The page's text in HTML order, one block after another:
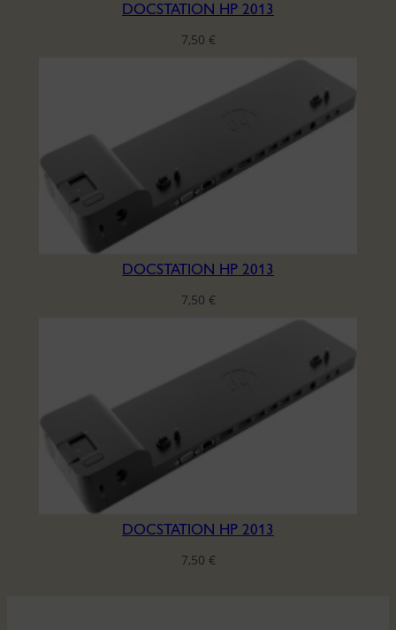
DOCSTATION HP 2013
7,50 €
DOCSTATION HP 2013
7,50 €
DOCSTATION HP 2013
7,50 €